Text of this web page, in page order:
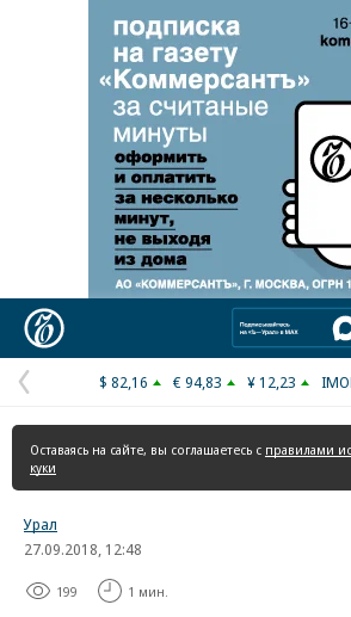
Реклама в «Ъ»
Предыдущая
страница
$ 82,16 € 94,83 ¥ 12,23
Оставаясь на сайте, вы соглашаетесь с правилами
куки
Урал
27.09.2018, 12:48
199 1 мин.